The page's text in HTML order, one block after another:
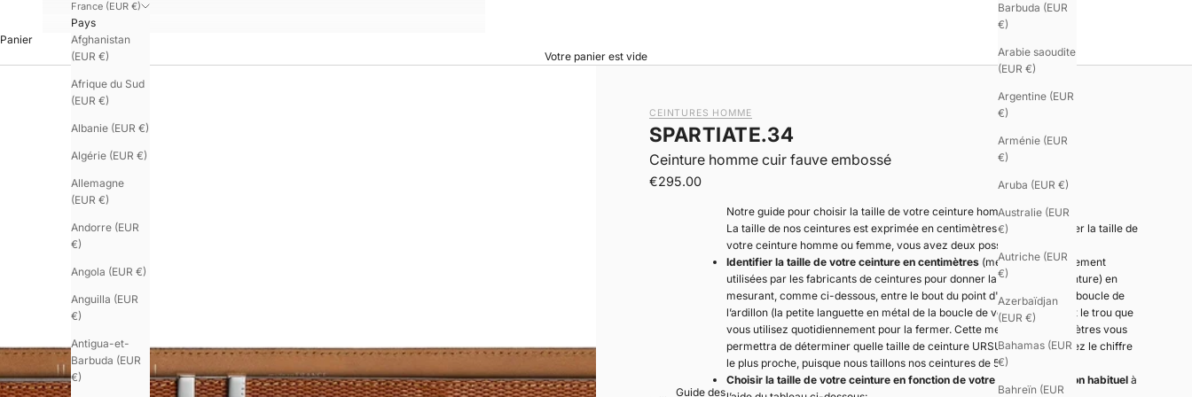
Barbuda (EUR
€)
Arabie saoudite
(EUR €)
Argentine (EUR
€)
Arménie (EUR
€)
Aruba (EUR €)
Australie (EUR
€)
Autriche (EUR
€)
Azerbaïdjan
(EUR €)
Bahamas (EUR
€)
Bahreïn (EUR
France (EUR €)
Pays
Afghanistan
(EUR €)
Afrique du Sud
(EUR €)
Albanie (EUR €)
Algérie (EUR €)
Allemagne
(EUR €)
Andorre (EUR
€)
Angola (EUR €)
Anguilla (EUR
€)
Antigua-et-
Barbuda (EUR
€)
Panier
Votre panier est vide
CEINTURES HOMME
Ceinture homme cuir fauve embossé
|
SPARTIATE.34
Prix de vente
€295.00
Guide des
Notre guide pour choisir la taille de votre ceinture homme ou femme.
La taille de nos ceintures est exprimée en centimètres. Pour déterminer la taille de
votre ceinture homme ou femme, vous avez deux possibilités :
Identifier la taille de votre ceinture en centimètres(mesures habituellement
utilisées par les fabricants de ceintures pour donner la taille d'une ceinture) en
mesurant, comme ci-dessous, entre le bout du point d'accroche de la boucle de
l’ardillon (la petite languette en métal de la boucle de votre ceinture) et le trou que
vous utilisez quotidiennement pour la fermer. Cette mesure en centimètres vous
permettra de déterminer quelle taille de ceinture URSUL choisir. Prenez le chiffre
le plus proche, puisque nous taillons nos ceintures de 5 cm en 5 cm.
Choisir la taille de votre ceinture en fonction de votre taille de pantalon habituelà